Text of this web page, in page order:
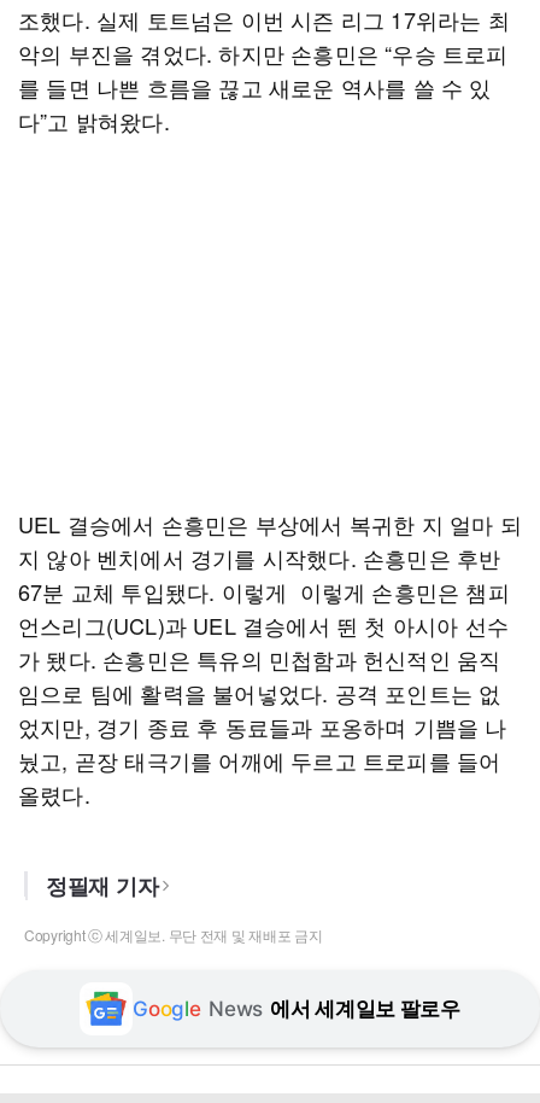
조했다. 실제 토트넘은 이번 시즌 리그 17위라는 최
악의 부진을 겪었다. 하지만 손흥민은 “우승 트로피
를 들면 나쁜 흐름을 끊고 새로운 역사를 쓸 수 있
다”고 밝혀왔다.
UEL 결승에서 손흥민은 부상에서 복귀한 지 얼마 되
지 않아 벤치에서 경기를 시작했다. 손흥민은 후반
67분 교체 투입됐다. 이렇게 이렇게 손흥민은 챔피
언스리그(UCL)과 UEL 결승에서 뛴 첫 아시아 선수
가 됐다. 손흥민은 특유의 민첩함과 헌신적인 움직
임으로 팀에 활력을 불어넣었다. 공격 포인트는 없
었지만, 경기 종료 후 동료들과 포옹하며 기쁨을 나
눴고, 곧장 태극기를 어깨에 두르고 트로피를 들어
올렸다.
정필재 기자
Copyright ⓒ 세계일보. 무단 전재 및 재배포 금지
Google News 에서 세계일보 팔로우